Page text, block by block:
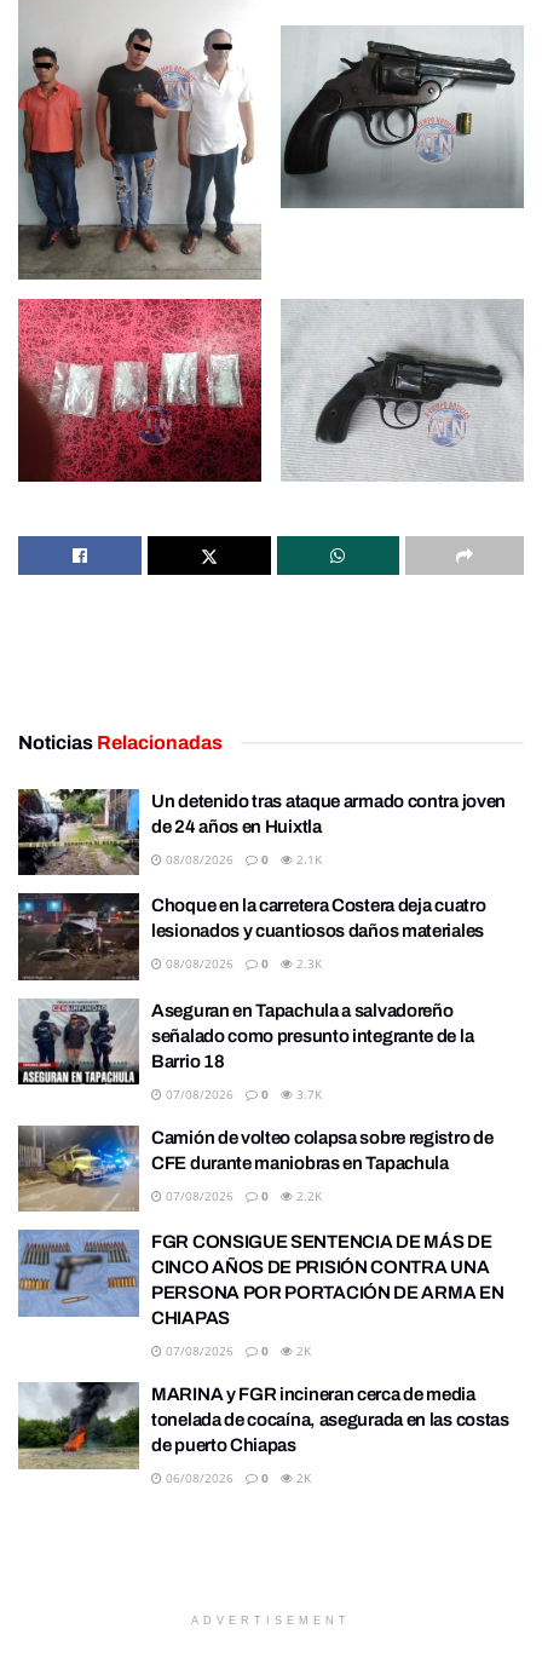
Noticias Relacionadas
Un detenido tras ataque armado contra joven
de 24 años en Huixtla
08/08/2026 0 2.1K
Choque en la carretera Costera deja cuatro
lesionados y cuantiosos daños materiales
08/08/2026 0 2.3K
Aseguran en Tapachula a salvadoreño
señalado como presunto integrante de la
Barrio 18
07/08/2026 0 3.7K
Camión de volteo colapsa sobre registro de
CFE durante maniobras en Tapachula
07/08/2026 0 2.2K
FGR CONSIGUE SENTENCIA DE MÁS DE
CINCO AÑOS DE PRISIÓN CONTRA UNA
PERSONA POR PORTACIÓN DE ARMA EN
CHIAPAS
07/08/2026 0 2K
MARINA y FGR incineran cerca de media
tonelada de cocaína, asegurada en las costas
de puerto Chiapas
06/08/2026 0 2K
ADVERTISEMENT